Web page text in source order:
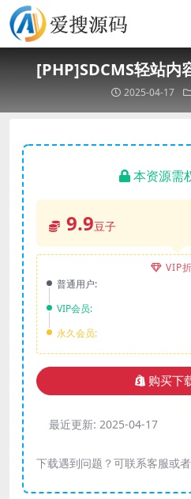
[PHP]SDCMS轻站内
2025-04-17
本资源需
9.9豆子
VIP
普通用户:
VIP会员:
永久会员:
购买下
最近更新: 2025-04-17
下载遇到问题？可联系客服或